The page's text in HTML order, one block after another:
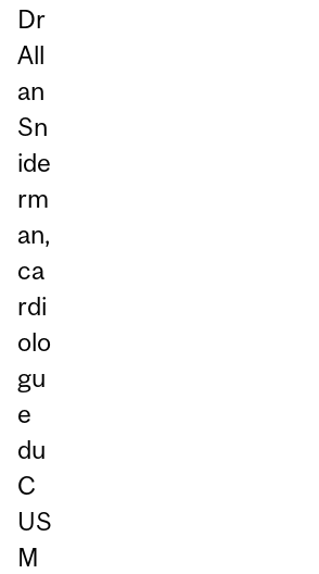
Dr
All
an
Sn
ide
rm
an,
ca
rdi
olo
gu
e
du
C
US
M